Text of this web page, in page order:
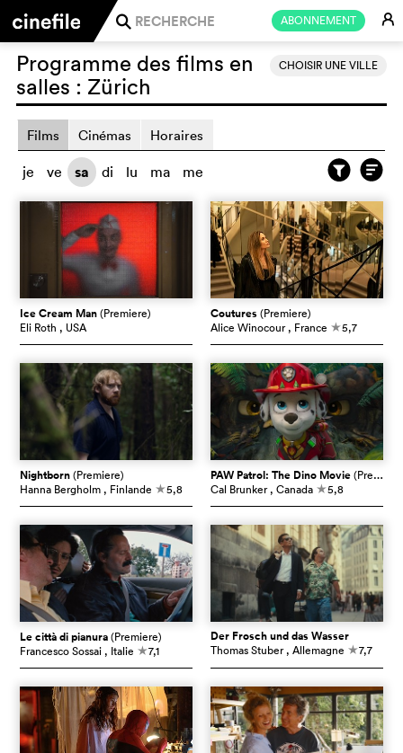
ABONNEMENT E
j
CHOISIR UNE VILLE
Programme des films en
salles : Zürich
Films Cinémas Horaires
je ve sa di lu ma me
Ice Cream Man(Premiere)
Eli Roth , USA
Coutures (Premiere)
Alice Winocour , France c5,7
Nightborn(Premiere)
Hanna Bergholm , Finlande c5,8
PAW Patrol: The Dino Movie(Premiere)
Cal Brunker , Canada c5,8
Le città di pianura(Premiere)
Francesco Sossai , Italie c7,1
Der Frosch und das Wasser
Thomas Stuber , Allemagne c7,7